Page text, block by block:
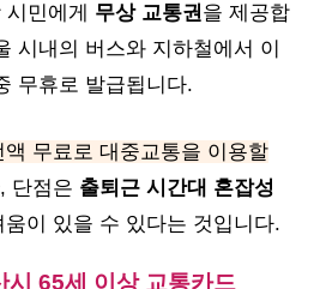
민에게 무상 교통권을 제공합
시내의 버스와 지하철에서 이
무휴로 발급됩니다.
액 무료로 대중교통을 이용할
단점은 출퇴근 시간대 혼잡성
이 있을 수 있다는 것입니다.
시 65세 이상 교통카드